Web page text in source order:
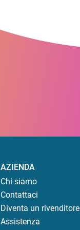
AZIENDA
Chi siamo
Contattaci
Diventa un rivenditore
Assistenza